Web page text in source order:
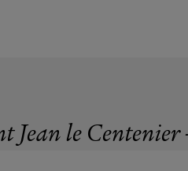
Jean le Centenier